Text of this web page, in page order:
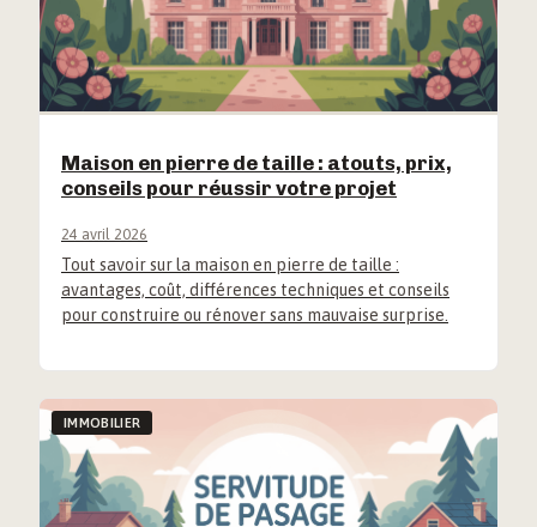
Maison en pierre de taille : atouts, prix,
conseils pour réussir votre projet
24 avril 2026
Tout savoir sur la maison en pierre de taille :
avantages, coût, différences techniques et conseils
pour construire ou rénover sans mauvaise surprise.
IMMOBILIER